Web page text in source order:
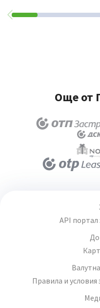
Още от
API
Правила и условия